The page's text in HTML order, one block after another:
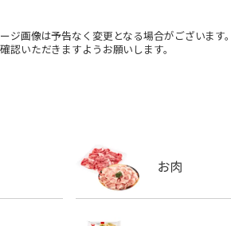
画像は予告なく変更となる場合がございます
認いただきますようお願いします。